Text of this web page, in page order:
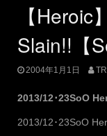
【
Slain!!【
2004年1月1日
2013/12･23SoO
2013/12･23SoO